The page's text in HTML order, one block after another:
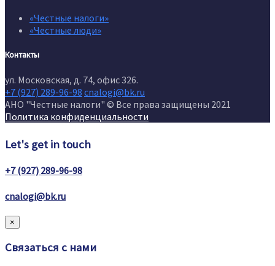
«Честные налоги»
«Честные люди»
Контакты
ул. Московская, д. 74, офис 326.
+7 (927) 289-96-98 cnalogi@bk.ru
АНО "Честные налоги" © Все права защищены 2021
Политика конфиденциальности
Let's get in touch
+7 (927) 289-96-98
cnalogi@bk.ru
×
Связаться с нами